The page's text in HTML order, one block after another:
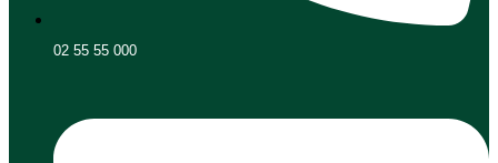
02 55 55 000